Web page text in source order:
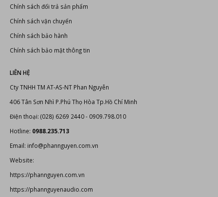
Chính sách đổi trả sản phẩm
Chính sách vận chuyển
Chính sách bảo hành
Chính sách bảo mật thông tin
LIÊN HỆ
Cty TNHH TM AT-AS-NT Phan Nguyễn
406 Tân Sơn Nhì P.Phú Thọ Hòa Tp.Hồ Chí Minh
Điện thoại: (028) 6269 2440 - 0909.798.010
Hotline: 0988.235.713
Email: info@phannguyen.com.vn
Website:
https://phannguyen.com.vn
https://phannguyenaudio.com